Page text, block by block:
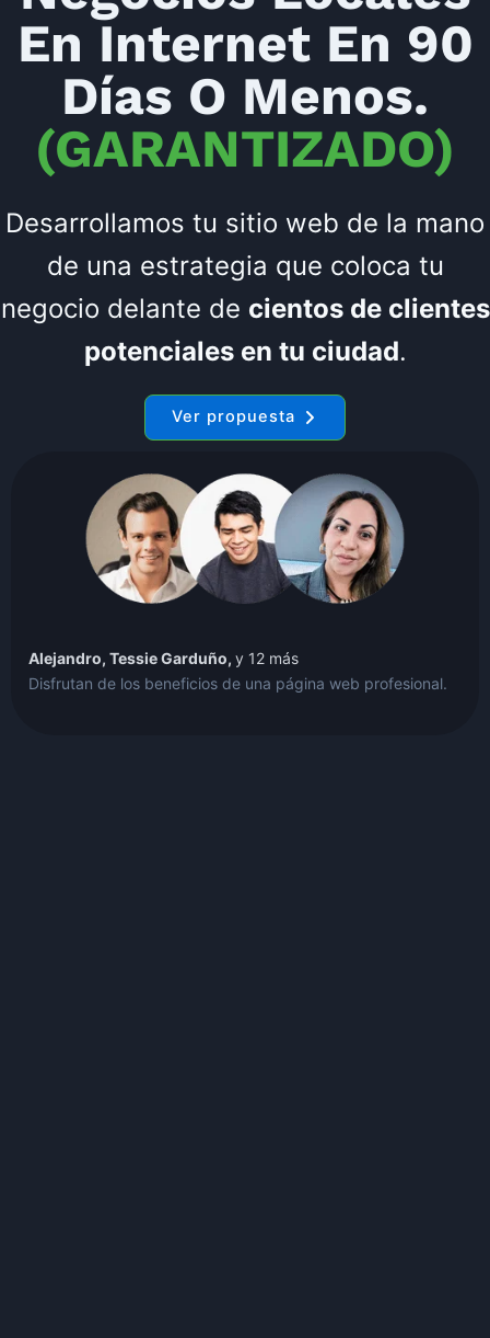
En Internet En 90
Días O Menos.
(GARANTIZADO)
Desarrollamos tu sitio web de la mano
de una estrategia que coloca tu
negocio delante de cientos de clientes
potenciales en tu ciudad.
Ver propuesta
Alejandro, Tessie Garduño, y 12 más
Disfrutan de los beneficios de una página web profesional.